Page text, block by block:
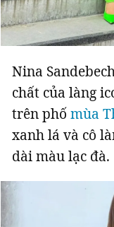
Nina
chất của làng
trên phốmùa
xanh lá và cô
dài màu lạc đà.